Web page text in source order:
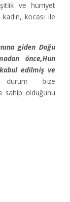
ve hürriyet
kocası ile
giden Doğu
önce,Hun
edilmiş ve
bize
sahip olduğunu